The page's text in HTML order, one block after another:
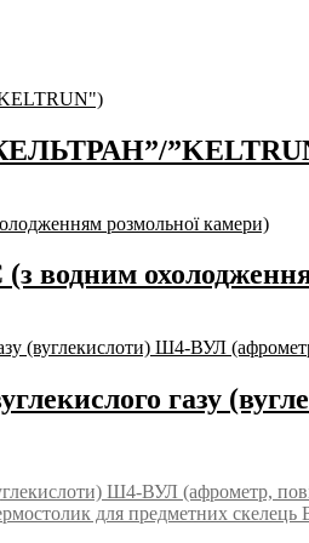
водним
газу
для предметних скелець